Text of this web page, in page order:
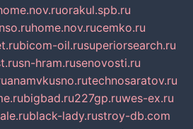
orakul.spb.ru
home.nov.rucemko.ru
bicom-oil.rusuperiorsearch.ru
sn-hram.rusenovosti.ru
anamvkusno.rutechnosaratov.ru
bigbad.ru227gp.ruwes-ex.ru
black-lady.rustroy-db.com